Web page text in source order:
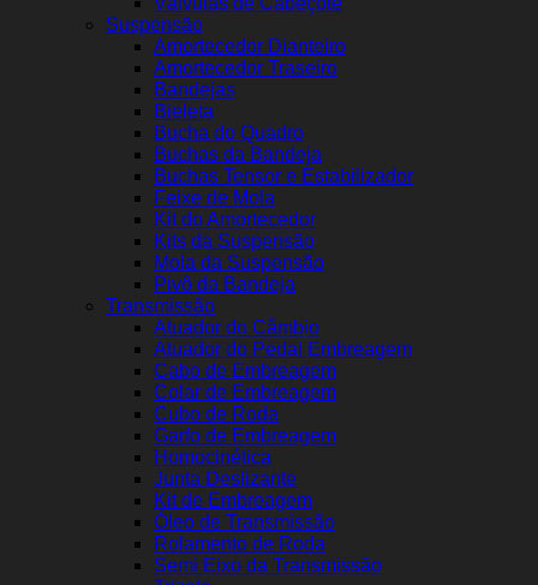
Suspensão
Amortecedor Dianteiro
Amortecedor Traseiro
Bandejas
Bieleta
Bucha do Quadro
Buchas da Bandeja
Buchas Tensor e Estabilizador
Feixe de Mola
Kit do Amortecedor
Kits da Suspensão
Mola da Suspensão
Pivô da Bandeja
Transmissão
Atuador do Câmbio
Atuador do Pedal Embreagem
Cabo de Embreagem
Colar de Embreagem
Cubo de Roda
Garfo de Embreagem
Homocinética
Junta Deslizante
Kit de Embreagem
Óleo de Transmissão
Rolamento de Roda
Semi Eixo da Transmissão